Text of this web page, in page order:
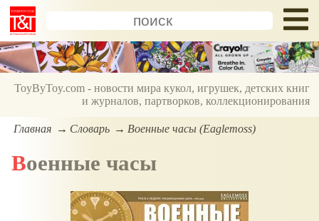
ToyByToy.com - новости мира кукол, игрушек, детских книг
и журналов, партворков, коллекционирования
Главная Словарь Военные часы (Eaglemoss)
Военные часы